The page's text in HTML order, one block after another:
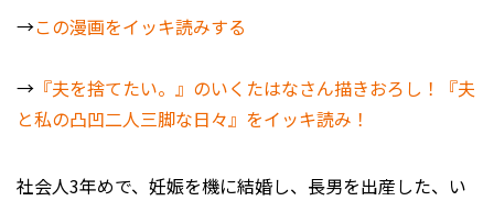
→この漫画をイッキ読みする
→ 『夫を捨てたい。』のいくたはなさん描きおろし！『夫
と私の凸凹二人三脚な日々』をイッキ読み！
社会人3年めで、妊娠を機に結婚し、長男を出産した、い